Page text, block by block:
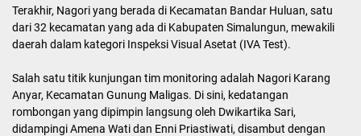
Terakhir, Nagori yang berada di Kecamatan Bandar Huluan, satu
dari 32 kecamatan yang ada di Kabupaten Simalungun, mewakili
daerah dalam kategori Inspeksi Visual Asetat (IVA Test).
Salah satu titik kunjungan tim monitoring adalah Nagori Karang
Anyar, Kecamatan Gunung Maligas. Di sini, kedatangan
rombongan yang dipimpin langsung oleh Dwikartika Sari,
didampingi Amena Wati dan Enni Priastiwati, disambut dengan